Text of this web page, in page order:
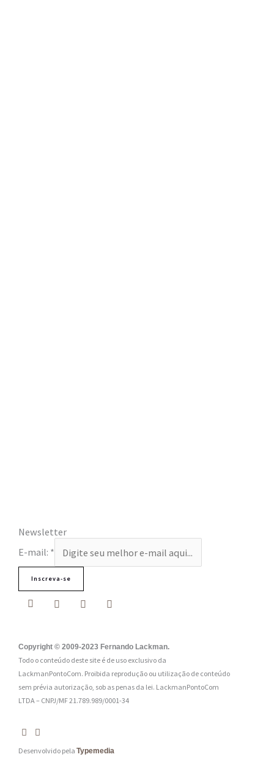
Newsletter
E-mail: *
Inscreva-se
Copyright © 2009-2023 Fernando Lackman.
Todo o conteúdo deste site é de uso exclusivo da
LackmanPontoCom. Proibida reprodução ou utilização de conteúdo
sem prévia autorização, sob as penas da lei. LackmanPontoCom
LTDA – CNPJ/MF 21.789.989/0001-34
Desenvolvido pela Typemedia